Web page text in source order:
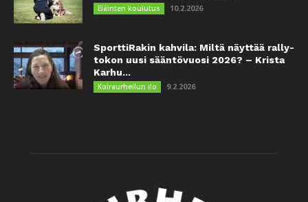
Eläinten koulutus 10.2.2026
SporttiRakin kahvila: Miltä näyttää rally-
tokon uusi sääntövuosi 2026? – Krista
Karhu...
Koiraurheilun ilo 9.2.2026